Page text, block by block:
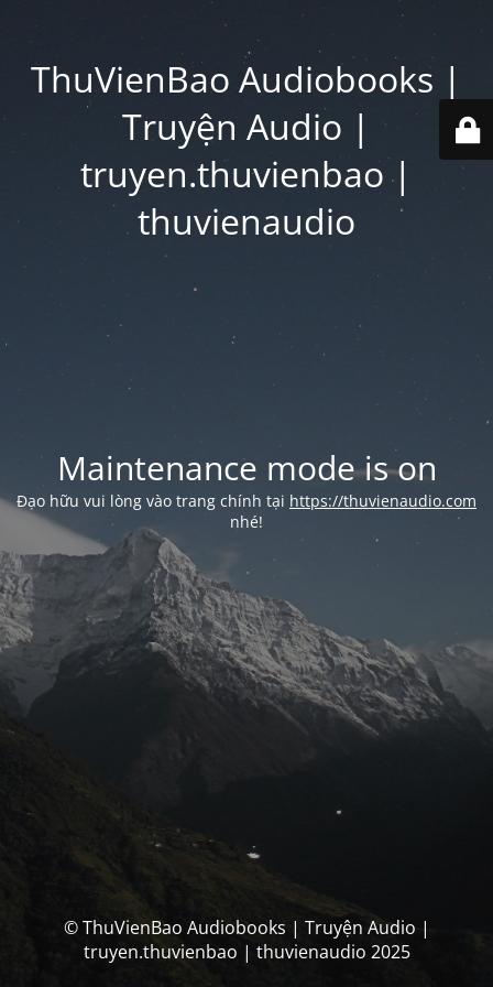
ThuVienBao Audiobooks |
Truyện Audio |
truyen.thuvienbao |
thuvienaudio
Maintenance mode is on
Đạo hữu vui lòng vào trang chính tại https://thuvienaudio.com
nhé!
© ThuVienBao Audiobooks | Truyện Audio |
truyen.thuvienbao | thuvienaudio 2025